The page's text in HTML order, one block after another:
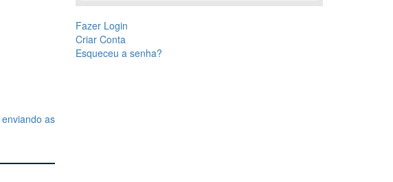
enviando as
Fazer Login
Criar Conta
Esqueceu a senha?